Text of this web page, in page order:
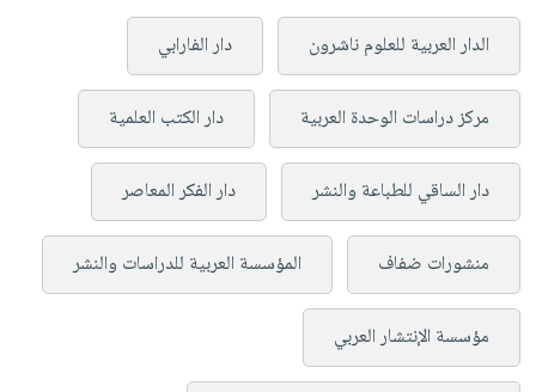
الدار العربية للعلوم ناشرون دار الفارابي
مركز دراسات الوحدة العربية دار الكتب العلمية
دار الساقي للطباعة والنشر دار الفكر المعاصر
منشورات ضفاف المؤسسة العربية للدراسات والنشر
مؤسسة الإنتشار العربي